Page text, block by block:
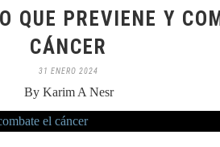
QUE PREVIENE Y
CÁNCER
31 ENERO 2024
By Karim A Nesr